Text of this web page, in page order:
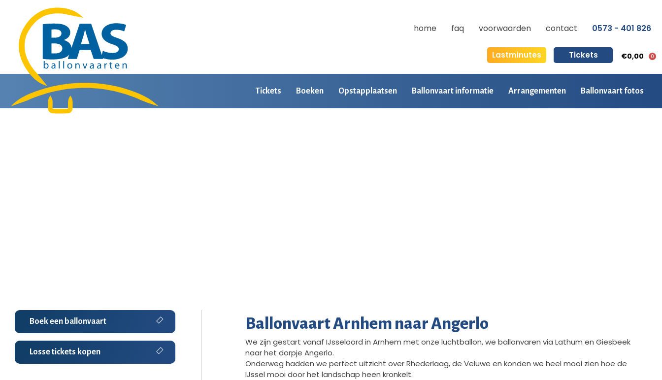
home faq voorwaarden contact 0573 - 401 826
Lastminutes Tickets €0,00 0
Tickets Boeken Opstapplaatsen Ballonvaart informatie Arrangementen Ballonvaart fotos
Boek een ballonvaart
Losse tickets kopen
Ballonvaart Arnhem naar Angerlo
We zijn gestart vanaf IJsseloord in Arnhem met onze luchtballon, we ballonvaren via Lathum en Giesbeek
naar het dorpje Angerlo.
Onderweg hadden we perfect uitzicht over Rhederlaag, de Veluwe en konden we heel mooi zien hoe de
IJssel mooi door het landschap heen kronkelt.